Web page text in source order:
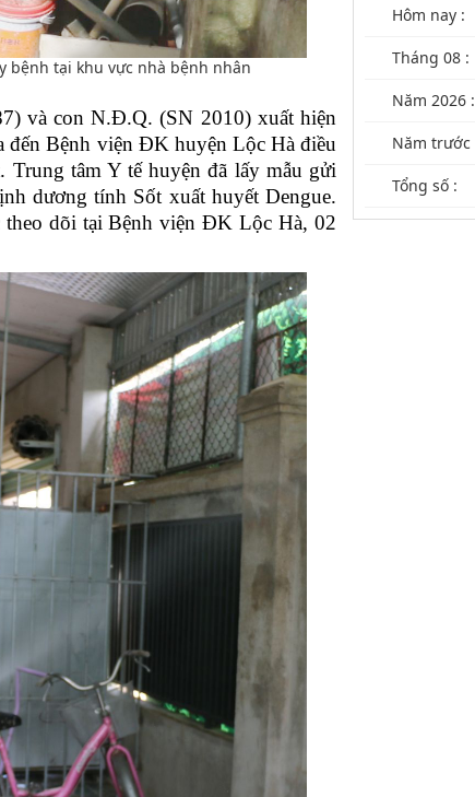
bệnh tại khu vực nhà bệnh nhân
và con N.Đ.Q. (SN 2010) xuất hiện
đến Bệnh viện ĐK huyện Lộc Hà điều
Trung tâm Y tế huyện đã lấy mẫu gửi
dương tính Sốt xuất huyết Dengue.
theo dõi tại Bệnh viện ĐK Lộc Hà, 02
Hôm nay :
Tháng 08 :
Năm 2026 :
Năm trước
Tổng số :